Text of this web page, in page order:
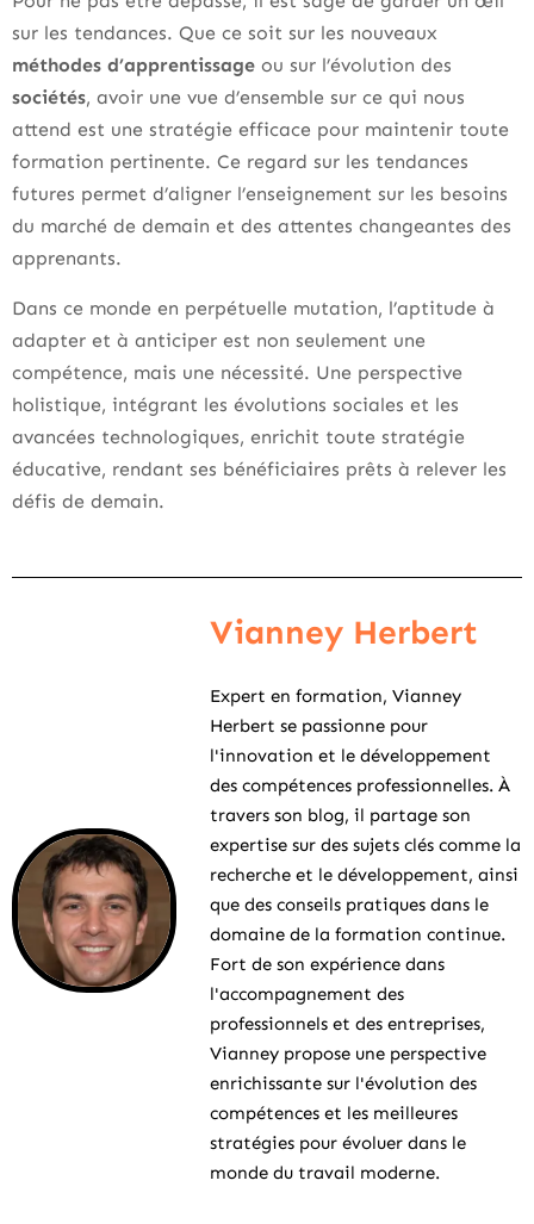
sur les tendances. Que ce soit sur les nouveaux
méthodes d’apprentissage ou sur l’évolution des
sociétés, avoir une vue d’ensemble sur ce qui nous
attend est une stratégie efficace pour maintenir toute
formation pertinente. Ce regard sur les tendances
futures permet d’aligner l’enseignement sur les besoins
du marché de demain et des attentes changeantes des
apprenants.
Dans ce monde en perpétuelle mutation, l’aptitude à
adapter et à anticiper est non seulement une
compétence, mais une nécessité. Une perspective
holistique, intégrant les évolutions sociales et les
avancées technologiques, enrichit toute stratégie
éducative, rendant ses bénéficiaires prêts à relever les
défis de demain.
Vianney Herbert
Expert en formation, Vianney
Herbert se passionne pour
l'innovation et le développement
des compétences professionnelles. À
travers son blog, il partage son
expertise sur des sujets clés comme la
recherche et le développement, ainsi
que des conseils pratiques dans le
domaine de la formation continue.
Fort de son expérience dans
l'accompagnement des
professionnels et des entreprises,
Vianney propose une perspective
enrichissante sur l'évolution des
compétences et les meilleures
stratégies pour évoluer dans le
monde du travail moderne.